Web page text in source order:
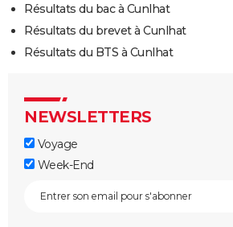
Résultats du bac à Cunlhat
Résultats du brevet à Cunlhat
Résultats du BTS à Cunlhat
NEWSLETTERS
Voyage
Week-End